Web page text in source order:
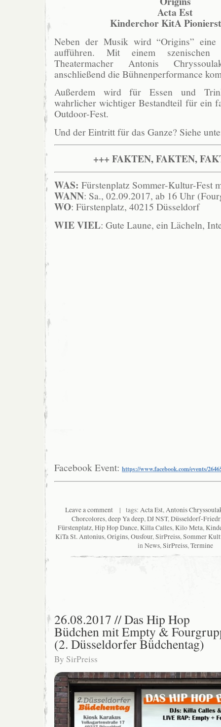
Acta Est
Kinderchor KitA
Neben der Musik wird “Origins” eine
aufführen. Mit einem
Theatermacher Antonis
anschließend die Bühnenperformance
Außerdem wird für Essen und
wahrlicher wichtiger Bestandteil für ein
Outdoor-Fest.
Und der Eintritt für das Ganze? Siehe
+++ FAKTEN, FAKTEN,
WAS: Fürstenplatz Sommer-Kultur-Fest
WANN: Sa., 02.09.2017, ab 16 Uhr
WO: Fürstenplatz, 40215 Düsseldorf
WIE VIEL: Gute Laune, ein Lächeln,
Facebook Event: https://www.facebook.com/events/
Leave a comment| tags: Acta Est,Antonis
Chorcolores,deep Ya deep,DJ NST,Düsseldorf-
Fürstenplatz,Hip Hop Dance,Killa Calles,Kilo Meta,
KiTa St. Antonius,Origins,Ousfour,SirPreiss,Sommer
inNews,SirPreiss,Termine
26.08.2017 // Das Hip Hop
Büdchen mit Empty &
(2. Düsseldorfer Büdchentag)
By SirPreiss